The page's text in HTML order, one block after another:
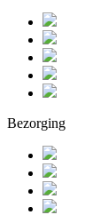
Bezorging